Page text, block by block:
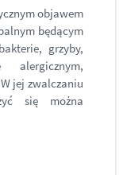
objawem
będącym
grzyby,
jej zwalczaniu
się można